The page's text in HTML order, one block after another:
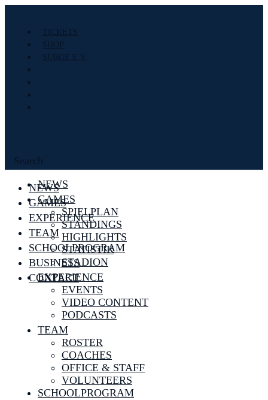
TICKETS
SHOP
SURGE E.V.
Search
NEWS
GAMES
SPIELPLAN
STANDINGS
HIGHLIGHTS
STATISTIK
STADION
EXPERIENCE
EVENTS
VIDEO CONTENT
PODCASTS
TEAM
ROSTER
COACHES
OFFICE & STAFF
VOLUNTEERS
SCHOOLPROGRAM
NEWS
GAMES
EXPERIENCE
TEAM
SCHOOLPROGRAM
BUSINESS
CONTACT